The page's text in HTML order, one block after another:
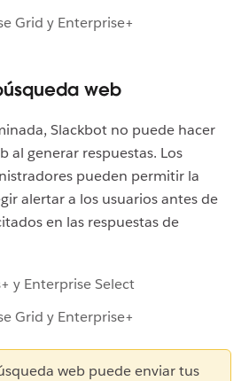
Grid y Enterprise+
web
Slackbot no puede hacer
al generar respuestas. Los
pueden permitir la
alertar a los usuarios antes de
en las respuestas de
y Enterprise Select
Grid y Enterprise+
web puede enviar tus